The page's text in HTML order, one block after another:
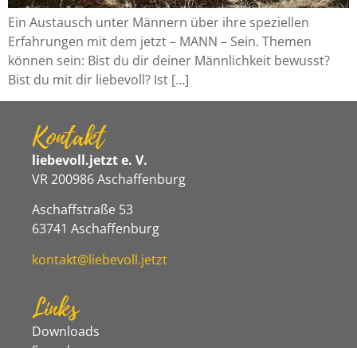
Ein Austausch unter Männern über ihre speziellen
Erfahrungen mit dem jetzt – MANN – Sein. Themen
können sein: Bist du dir deiner Männlichkeit bewusst?
Bist du mit dir liebevoll? Ist […]
Kontakt
liebevoll.jetzt e. V.
VR 200986 Aschaffenburg
Aschaffstraße 53
63741 Aschaffenburg
kontakt@liebevoll.jetzt
Links
Downloads